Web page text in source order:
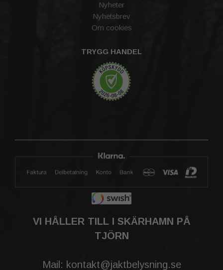
Nyheter
Nyhetsbrev
Om cookies
TRYGG HANDEL
VI HÅLLER TILL I SKÄRHAMN PÅ
TJÖRN
Mail: kontakt@jaktbelysning.se